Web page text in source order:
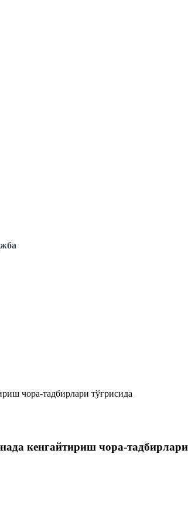
чора-тадбирлари тўғрисида
кенгайтириш чора-тадбирлари